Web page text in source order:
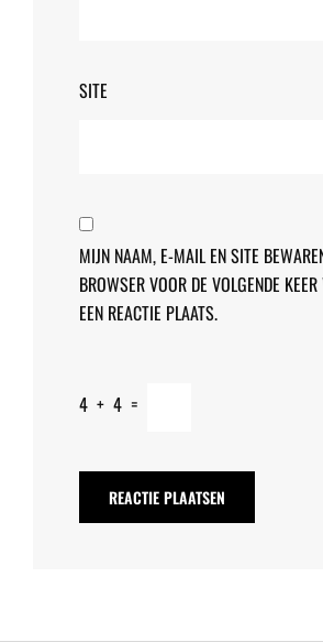
SITE
MIJN NAAM, E-MAIL EN SITE
BROWSER VOOR DE VOLGENDE
EEN REACTIE PLAATS.
4 + 4 =